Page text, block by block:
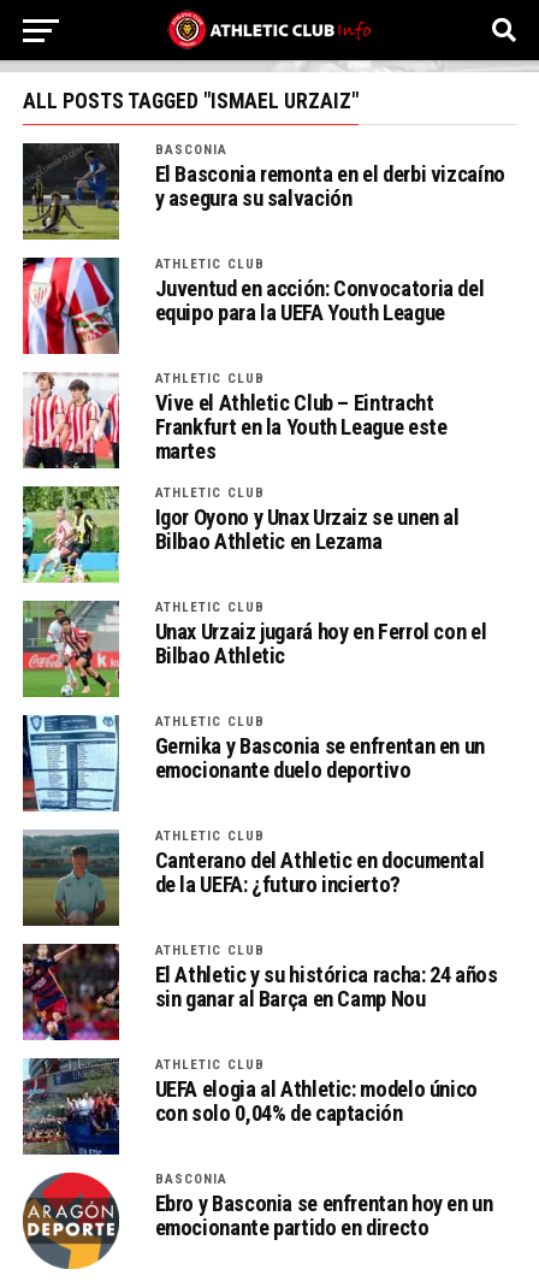
ALL POSTS TAGGED "ISMAEL URZAIZ"
BASCONIA
El Basconia remonta en el derbi vizcaíno
y asegura su salvación
ATHLETIC CLUB
Juventud en acción: Convocatoria del
equipo para la UEFA Youth League
ATHLETIC CLUB
Vive el Athletic Club – Eintracht
Frankfurt en la Youth League este
martes
ATHLETIC CLUB
Igor Oyono y Unax Urzaiz se unen al
Bilbao Athletic en Lezama
ATHLETIC CLUB
Unax Urzaiz jugará hoy en Ferrol con el
Bilbao Athletic
ATHLETIC CLUB
Gernika y Basconia se enfrentan en un
emocionante duelo deportivo
ATHLETIC CLUB
Canterano del Athletic en documental
de la UEFA: ¿futuro incierto?
ATHLETIC CLUB
El Athletic y su histórica racha: 24 años
sin ganar al Barça en Camp Nou
ATHLETIC CLUB
UEFA elogia al Athletic: modelo único
con solo 0,04% de captación
BASCONIA
Ebro y Basconia se enfrentan hoy en un
emocionante partido en directo